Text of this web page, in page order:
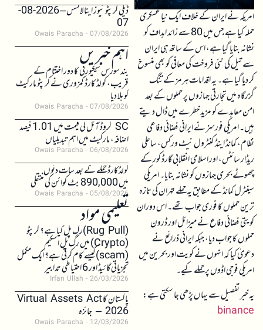
امریکہ نے ایران کے خلاف ایک نیا عسکری
حملہ کیا ہے جس میں 80 سے زائد اہداف کو
نشانہ بنایا گیا ہے، اس کے ساتھ ہی ایران
سے تیل کی نئی فروخت کی معافی کو بھی منسوخ
کر دیا گیا ہے۔ یہ اقدامات ہرمز کے تنگ
گزرگاہ میں تجارتی جہازوں پر حملوں کے بعد
امن معاہدے کو مزید خطرے میں ڈال دیتے
ہیں۔ امریکی فورسز نے ایرانی فضائی دفاعی
نظام، کمانڈ اینڈ کنٹرول نیٹ ورکس، ساحلی
ریڈار سائٹس، اور اسلامی انقلابی گارڈ کور کے
چھوٹے بحری جہازوں کو نشانہ بنایا۔ امریکی
سینٹرل کمانڈ کے مطابق یہ حملے تہران کی تازہ
ترین حملوں کا فوری جواب تھے۔ اس دوران
کویتی فضائی دفاع نے میزائل اور ڈرون
حملوں کا جواب دیا، جبکہ ایرانی ذرائع نے
دعویٰ کیا کہ انہوں نے کویت اور بحرین میں
امریکی فوجی اڈوں پر حملے کیے۔
یہ خبر تفصیل سے یہاں پڑھی جا سکتی ہے:
binance
ڈیلی کرپٹو نیوز اینالائسس – 2026-08-
07
Owais Paracha 07/08/2026
اہم خبریں
بند سورس سیکیورٹی کا دور اختتام کے
قریب، کولڈ کارڈ کمزوری نے کرپٹو مارکیٹ
کو ہلا دیا
Owais Paracha 07/08/2026
SC کروڈ آئل کی قیمت میں 1.01 فیصد
اضافہ، مارکیٹ میں اہم تبدیلیاں
Owais Paracha 06/08/2026
کولڈکارڈ حملے کے بعد سات دنوں
میں 890,000 بٹ کوائن کی منتقلی
Owais Paracha 05/08/2026
تعلیمی مواد(Rug Pull)رگ پل کیا ہے؟ کرپٹو
(Crypto) میں رگ پل اسکیم
(scam)کیسے کام کرتی ہے؟ ایک مکمل
تجزیاتی گائیڈ اور 6 احتیاطی تدابیر
Irfan Ullah 26/03/2026
پاکستان کا Virtual Assets Act
2026 – جائزہ
Owais Paracha 12/03/2026